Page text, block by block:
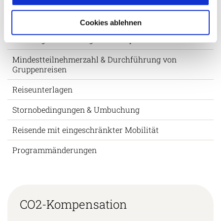
Cookies ablehnen
Mindestteilnehmerzahl & Durchführung von
Gruppenreisen
Reiseunterlagen
Stornobedingungen & Umbuchung
Reisende mit eingeschränkter Mobilität
Programmänderungen
CO2-Kompensation